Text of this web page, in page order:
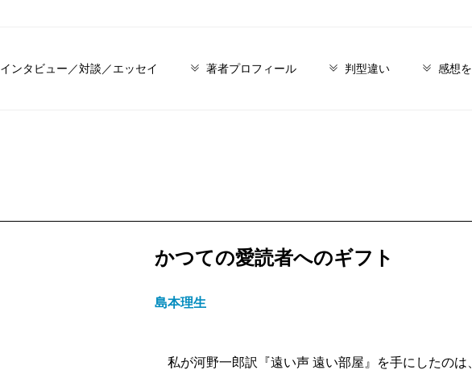
インタビュー／対談／エッセイ 著者プロフィール 判型違い 感想
かつての愛読者へのギフト
島本理生
私が河野一郎訳『遠い声 遠い部屋』を手にしたの